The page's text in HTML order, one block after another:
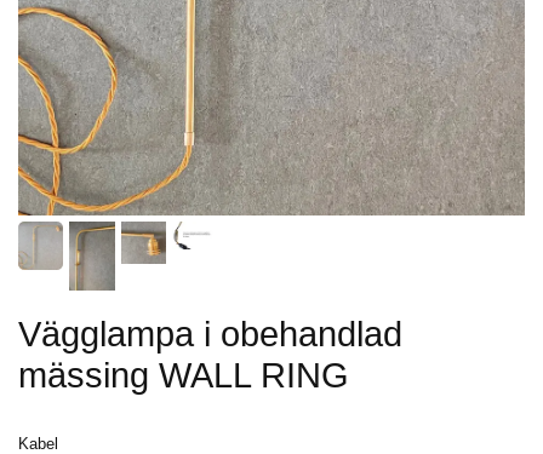
Vägglampa i obehandlad
mässing WALL RING
Kabel